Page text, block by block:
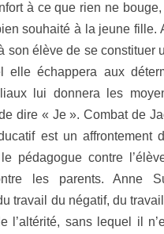
à ce que rien ne
souhaité à la jeune fille.
son élève de se constituer
elle échappera aux
lui donnera les
dire « Je ». Combat de
est un affrontement
pédagogue contre
les parents. Anne
travail du négatif, du
l’altérité, sans lequel il